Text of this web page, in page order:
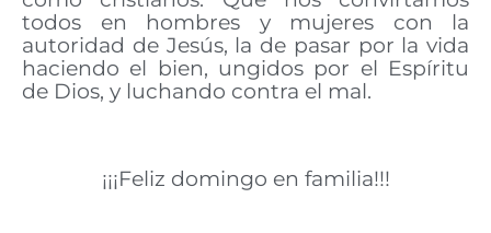
todos en hombres y mujeres con la
autoridad de Jesús, la de pasar por la vida
haciendo el bien, ungidos por el Espíritu
de Dios, y luchando contra el mal.
¡¡¡Feliz domingo en familia!!!